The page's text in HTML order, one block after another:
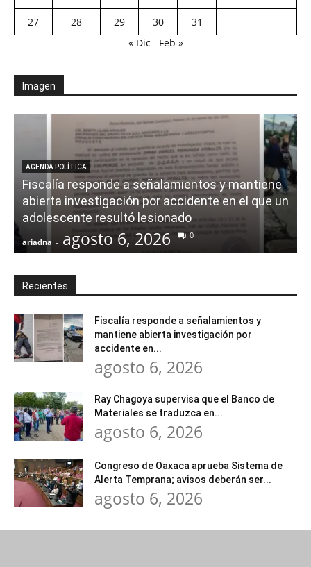
27
28 29 30
31
« Dic
Feb »
Imagen
AGENDA POLÍTICA
Fiscalía responde a señalamientos y mantiene
abierta investigación por accidente en el que un
adolescente resultó lesionado
ariadna - agosto 6, 2026 0
Recientes
Fiscalía responde a señalamientos y
mantiene abierta investigación por
accidente en...
agosto 6, 2026
Ray Chagoya supervisa que el Banco de
Materiales se traduzca en...
agosto 6, 2026
Congreso de Oaxaca aprueba Sistema de
Alerta Temprana; avisos deberán ser...
agosto 6, 2026